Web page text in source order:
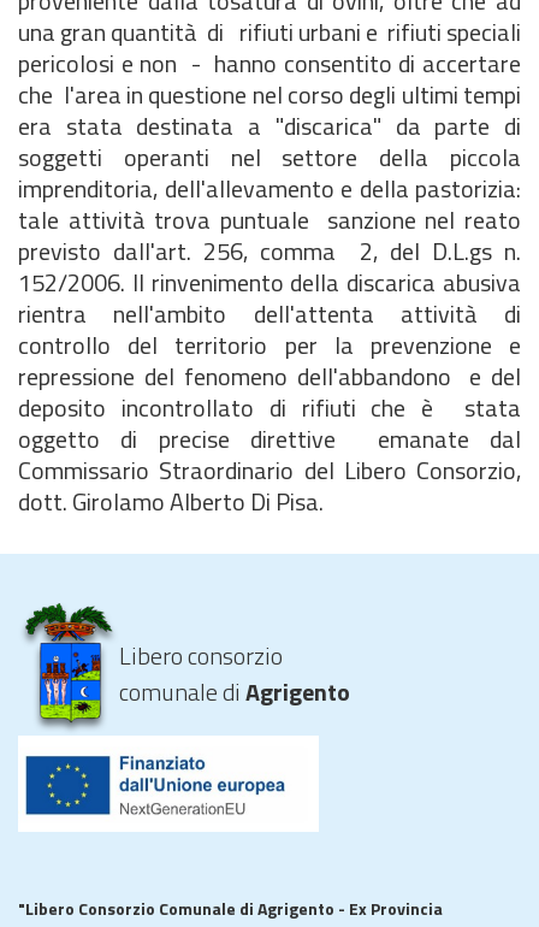
una gran quantità di rifiuti urbani e rifiuti speciali
pericolosi e non - hanno consentito di accertare
che l'area in questione nel corso degli ultimi tempi
era stata destinata a "discarica" da parte di
soggetti operanti nel settore della piccola
imprenditoria, dell'allevamento e della pastorizia:
tale attività trova puntuale sanzione nel reato
previsto dall'art. 256, comma 2, del D.L.gs n.
152/2006. Il rinvenimento della discarica abusiva
rientra nell'ambito dell'attenta attività di
controllo del territorio per la prevenzione e
repressione del fenomeno dell'abbandono e del
deposito incontrollato di rifiuti che è stata
oggetto di precise direttive emanate dal
Commissario Straordinario del Libero Consorzio,
dott. Girolamo Alberto Di Pisa.
Libero consorzio
comunale diAgrigento
"Libero Consorzio Comunale di Agrigento - Ex Provincia